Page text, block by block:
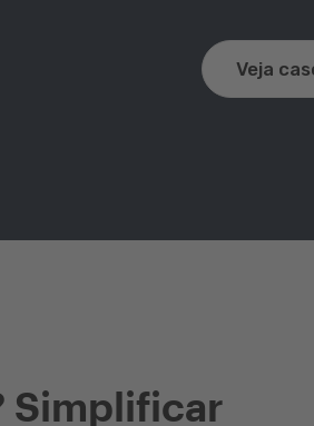
Veja
Simplificar